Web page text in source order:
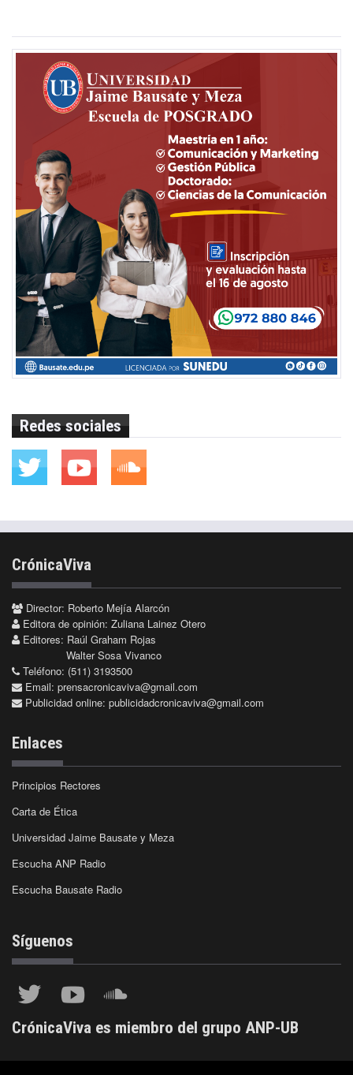
Redes sociales
CrónicaViva
Director: Roberto Mejía Alarcón
Editora de opinión: Zuliana Lainez Otero
Editores: Raúl Graham Rojas
Walter Sosa Vivanco
Teléfono: (511) 3193500
Email: prensacronicaviva@gmail.com
Publicidad online: publicidadcronicaviva@gmail.com
Enlaces
Principios Rectores
Carta de Ética
Universidad Jaime Bausate y Meza
Escucha ANP Radio
Escucha Bausate Radio
Síguenos
CrónicaViva es miembro del grupo ANP-UB